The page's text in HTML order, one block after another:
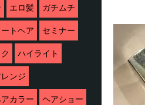
エロ髪 ガチムチ
トヘア セミナー
ハイライト
ンジ
カラー ヘアショー